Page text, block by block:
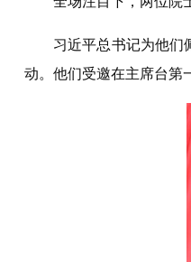
习近平总书记为他们
动。他们受邀在主席台第